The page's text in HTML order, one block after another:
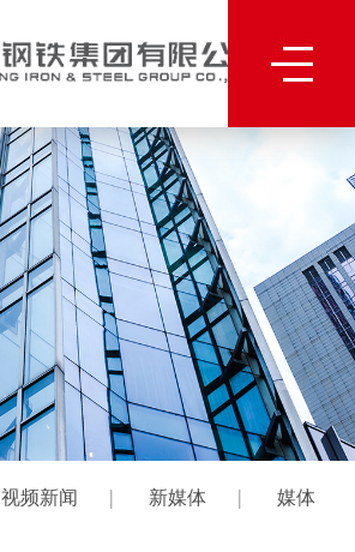
视频新闻 | 新媒体 | 媒体